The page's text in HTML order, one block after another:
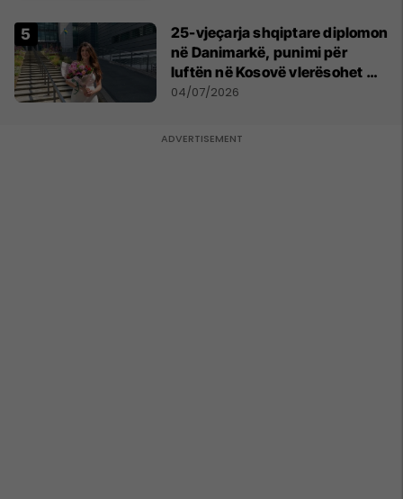
25-vjeçarja shqiptare diplomon
në Danimarkë, punimi për
luftën në Kosovë vlerësohet me
notën më të lartë
04/07/2026